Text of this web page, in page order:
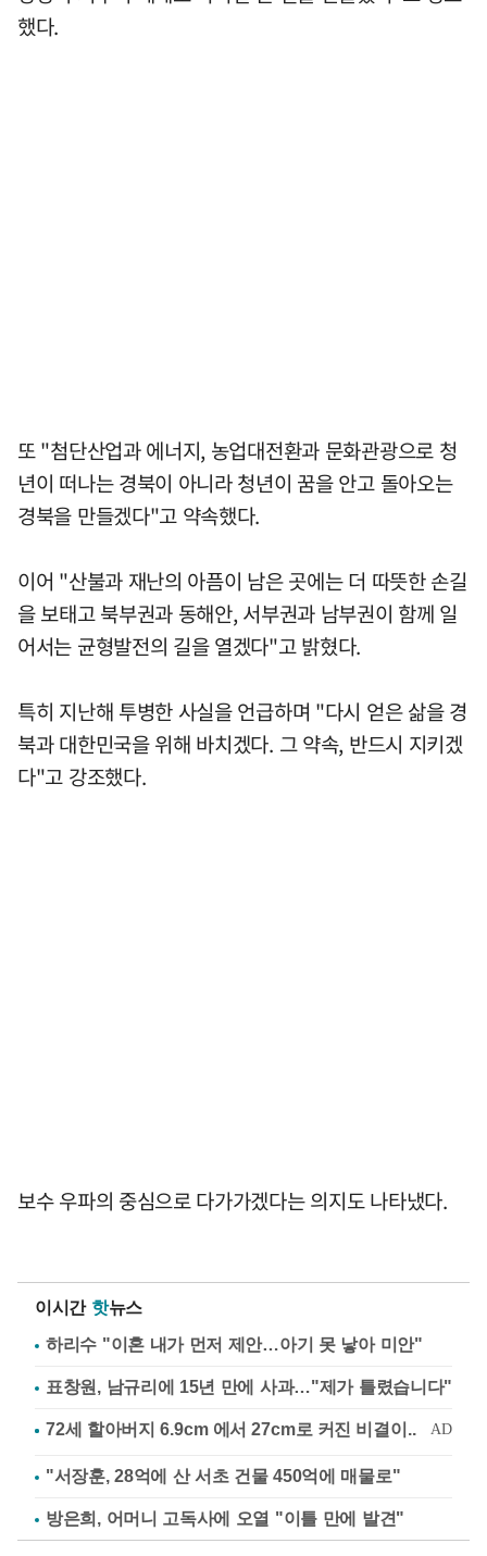
했다.
또 "첨단산업과 에너지, 농업대전환과 문화관광으로 청
년이 떠나는 경북이 아니라 청년이 꿈을 안고 돌아오는
경북을 만들겠다"고 약속했다.
이어 "산불과 재난의 아픔이 남은 곳에는 더 따뜻한 손길
을 보태고 북부권과 동해안, 서부권과 남부권이 함께 일
어서는 균형발전의 길을 열겠다"고 밝혔다.
특히 지난해 투병한 사실을 언급하며 "다시 얻은 삶을 경
북과 대한민국을 위해 바치겠다. 그 약속, 반드시 지키겠
다"고 강조했다.
보수 우파의 중심으로 다가가겠다는 의지도 나타냈다.
이시간 핫뉴스
하리수 "이혼 내가 먼저 제안…아기 못 낳아 미안"
표창원, 남규리에 15년 만에 사과…"제가 틀렸습니다"
"서장훈, 28억에 산 서초 건물 450억에 매물로"
방은희, 어머니 고독사에 오열 "이틀 만에 발견"